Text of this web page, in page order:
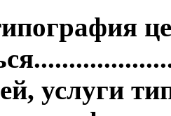
услуги